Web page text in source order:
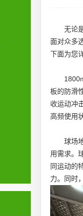
无论是
面对众多
下面为您
板的防滑
收运动冲
高频使用
球场
用需求。
同运动的
力。同时，